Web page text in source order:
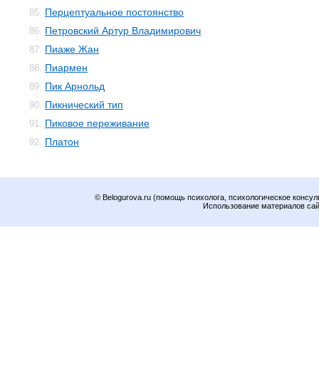
85. Перцептуальное постоянство
86. Петровский Артур Владимирович
87. Пиаже Жан
88. Пиармен
89. Пик Арнольд
90. Пикнический тип
91. Пиковое переживание
92. Платон
© Belogurova.ru (помощь психолога, психологическое
Использование материалов